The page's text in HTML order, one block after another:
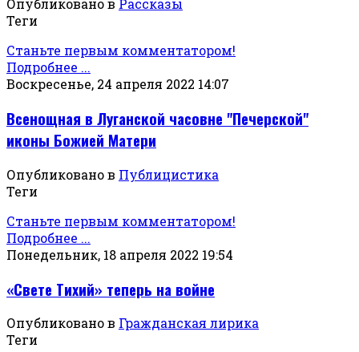
Опубликовано в Рассказы
Теги
Станьте первым комментатором!
Подробнее ...
Воскресенье, 24 апреля 2022 14:07
Всенощная в Луганской часовне "Печерской"
иконы Божией Матери
Опубликовано в Публицистика
Теги
Станьте первым комментатором!
Подробнее ...
Понедельник, 18 апреля 2022 19:54
«Свете Тихий» теперь на войне
Опубликовано в Гражданская лирика
Теги